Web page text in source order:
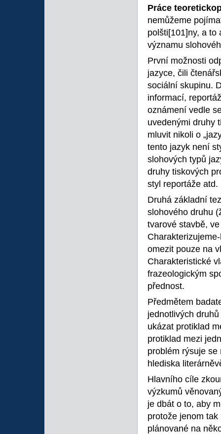
Práce
nemůžeme
polšti[101]ny, a to
významu
První možnosti
jazyce, čili
sociální skupinu.
informací,
oznámení vedle
uvedenými druhy
mluvit nikoli o
tento jazyk není
slohových typů
druhy tiskových
styl reportáže atd.
Druhá základní
slohového druhu
tvarové stavbě,
omezit pouze na
Charakteristické
frazeologickým
přednost.
Předmětem
jednotlivých
ukázat protiklad
protiklad mezi
problém rýsuje
hlediska
Hlavního cíle
výzkumů
je dbát o to, aby
protože jenom
plánované na